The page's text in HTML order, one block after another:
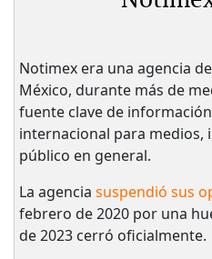
Notimex era una agencia
México, durante más de
fuente clave de
internacional para medios,
público en general.
La agencia suspendió sus
febrero de 2020 por una
de 2023 cerró oficialmente.